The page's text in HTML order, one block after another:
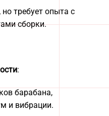
но требует опыта с
сборки.
:
барабана,
и вибрации.